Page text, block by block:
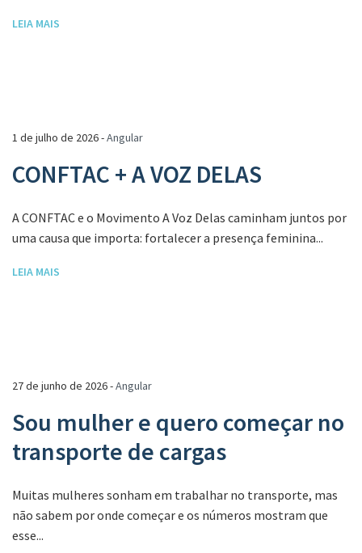
LEIA MAIS
1 de julho de 2026 -Angular
CONFTAC + A VOZ DELAS
A CONFTAC e o Movimento A Voz Delas caminham juntos por
uma causa que importa: fortalecer a presença feminina...
LEIA MAIS
27 de junho de 2026 -Angular
Sou mulher e quero começar no
transporte de cargas
Muitas mulheres sonham em trabalhar no transporte, mas
não sabem por onde começar e os números mostram que
esse...